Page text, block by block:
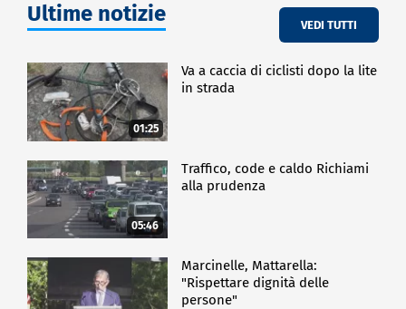
Ultime notizie VEDI TUTTI
01:25
Va a caccia di ciclisti dopo la lite
in strada
05:46
Traffico, code e caldo Richiami
alla prudenza
Marcinelle, Mattarella:
"Rispettare dignità delle
persone"